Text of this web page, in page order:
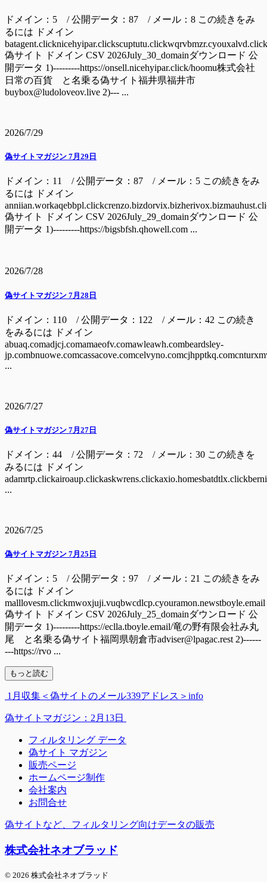
ドメイン：5 / 公開データ：87 / メール：8 この続きをみ
るには ドメイン
batagent.clicknicehyipar.clickscuptutu.clickwqrvbmzr.cyouxalvd.click
偽サイト ドメイン CSV 2026July_30_domainダウンロード 公
開データ 1)---------https://onsell.nicehyipar.click/hoomu株式会社
日常の百貨 と名乗る偽サイト福井県福井市
buybox@ludoloveov.live 2)--- ...
2026/7/29
偽サイトマガジン 7月29日
ドメイン：11 / 公開データ：87 / メール：5 この続きをみ
るには ドメイン
偽サイト ドメイン CSV 2026July_29_domainダウンロード 公
開データ 1)---------https://bigsbfsh.qhowell.com ...
2026/7/28
偽サイトマガジン 7月28日
ドメイン：110 / 公開データ：122 / メール：42 この続き
をみるには ドメイン
abuaq.comadjcj.comamaeofv.comawleawh.combeardsley-
...
2026/7/27
偽サイトマガジン 7月27日
ドメイン：44 / 公開データ：72 / メール：30 この続きを
みるには ドメイン
...
2026/7/25
偽サイトマガジン 7月25日
ドメイン：5 / 公開データ：97 / メール：21 この続きをみ
るには ドメイン
malllovesm.clickmwoxjuji.vuqbwcdlcp.cyouramon.newstboyle.email
偽サイト ドメイン CSV 2026July_25_domainダウンロード 公
開データ 1)---------https://eclla.tboyle.email/竜の野有限会社み丸
尾 と名乗る偽サイト福岡県朝倉市adviser@lpagac.rest 2)------
---https://rvo ...
もっと読む
1月収集＜偽サイトのメール339アドレス＞info
偽サイトマガジン：2月13日
フィルタリング データ
偽サイト マガジン
販売ページ
ホームページ制作
会社案内
お問合せ
偽サイトなど、フィルタリング向けデータの販売
株式会社ネオブラッド
© 2026 株式会社ネオブラッド